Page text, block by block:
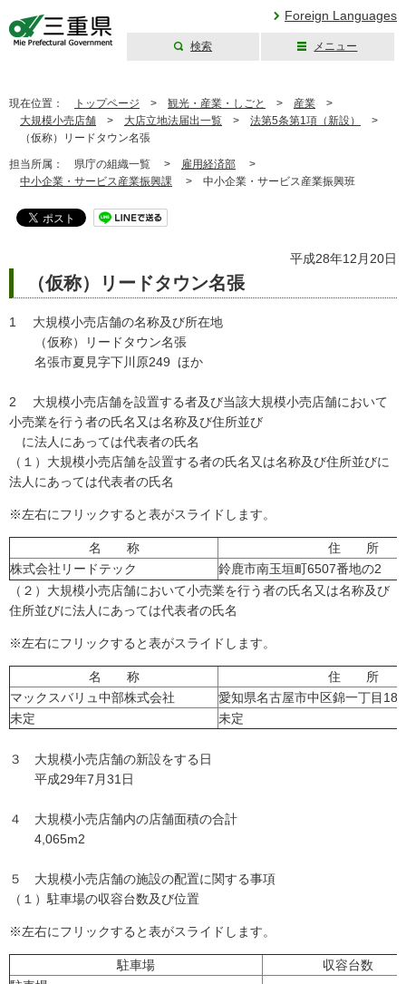
Foreign Languages
検索 メニュー
現在位置： トップページ > 観光・産業・しごと > 産業 >
大規模小売店舗 > 大店立地法届出一覧 > 法第5条第1項（新設）
>
（仮称）リードタウン名張
担当所属： 県庁の組織一覧 > 雇用経済部 >
中小企業・サービス産業振興課 > 中小企業・サービス産業振興班
平成28年12月20日
（仮称）リードタウン名張
1 大規模小売店舗の名称及び所在地
（仮称）リードタウン名張
名張市夏見字下川原249 ほか
2 大規模小売店舗を設置する者及び当該大規模小売店舗において
小売業を行う者の氏名又は名称及び住所並び
に法人にあっては代表者の氏名
（１）大規模小売店舗を設置する者の氏名又は名称及び住所並びに
法人にあっては代表者の氏名
※左右にフリックすると表がスライドします。
名 称
住 所
株式会社リードテック
鈴鹿市南玉垣町6507番地の2
（２）大規模小売店舗において小売業を行う者の氏名又は名称及び
住所並びに法人にあっては代表者の氏名
※左右にフリックすると表がスライドします。
名 称
住 所
マックスバリュ中部株式会社
愛知県名古屋市中区錦一丁目18
未定
未定
３ 大規模小売店舗の新設をする日
平成29年7月31日
４ 大規模小売店舗内の店舗面積の合計
4,065m2
５ 大規模小売店舗の施設の配置に関する事項
（１）駐車場の収容台数及び位置
※左右にフリックすると表がスライドします。
駐車場
収容台数